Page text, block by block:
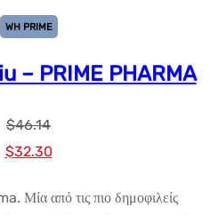
WH PRIME
– PRIME PHARMA
$46.14
Αρχική
$46.14.
$32.30Η
τιμή
Μία από τις πιο δημοφιλείς